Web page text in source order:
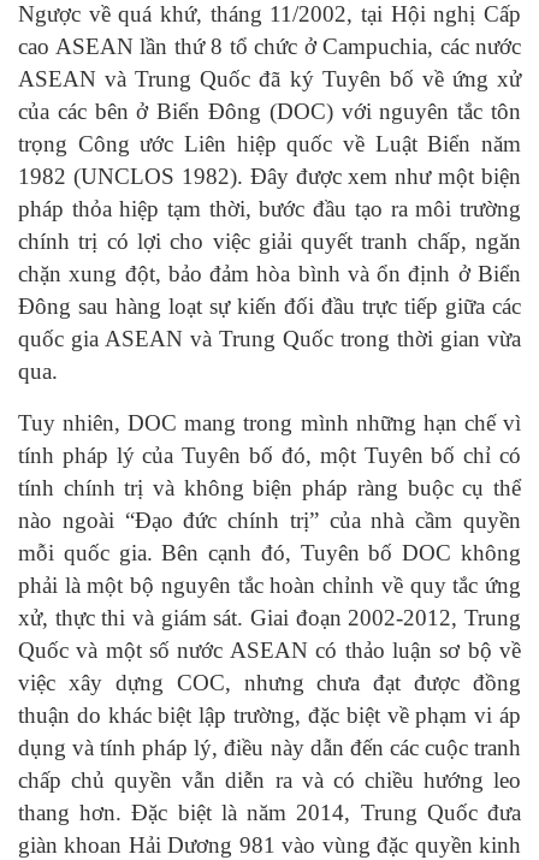
Ngược về quá khứ, tháng 11/2002, tại Hội nghị Cấp
cao ASEAN lần thứ 8 tổ chức ở Campuchia, các nước
ASEAN và Trung Quốc đã ký Tuyên bố về ứng xử
của các bên ở Biển Đông (DOC) với nguyên tắc tôn
trọng Công ước Liên hiệp quốc về Luật Biển năm
1982 (UNCLOS 1982). Đây được xem như một biện
pháp thỏa hiệp tạm thời, bước đầu tạo ra môi trường
chính trị có lợi cho việc giải quyết tranh chấp, ngăn
chặn xung đột, bảo đảm hòa bình và ổn định ở Biển
Đông sau hàng loạt sự kiến đối đầu trực tiếp giữa các
quốc gia ASEAN và Trung Quốc trong thời gian vừa
qua.
Tuy nhiên, DOC mang trong mình những hạn chế vì
tính pháp lý của Tuyên bố đó, một Tuyên bố chỉ có
tính chính trị và không biện pháp ràng buộc cụ thể
nào ngoài “Đạo đức chính trị” của nhà cầm quyền
mỗi quốc gia. Bên cạnh đó, Tuyên bố DOC không
phải là một bộ nguyên tắc hoàn chỉnh về quy tắc ứng
xử, thực thi và giám sát. Giai đoạn 2002-2012, Trung
Quốc và một số nước ASEAN có thảo luận sơ bộ về
việc xây dựng COC, nhưng chưa đạt được đồng
thuận do khác biệt lập trường, đặc biệt về phạm vi áp
dụng và tính pháp lý, điều này dẫn đến các cuộc tranh
chấp chủ quyền vẫn diễn ra và có chiều hướng leo
thang hơn. Đặc biệt là năm 2014, Trung Quốc đưa
giàn khoan Hải Dương 981 vào vùng đặc quyền kinh